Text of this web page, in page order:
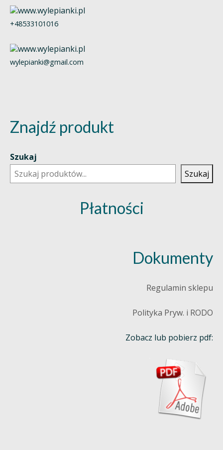
+48533101016
wylepianki@gmail.com
Znajdź produkt
Szukaj
Szukaj
Płatności
Dokumenty
Regulamin sklepu
Polityka Pryw. i RODO
Zobacz lub pobierz pdf: